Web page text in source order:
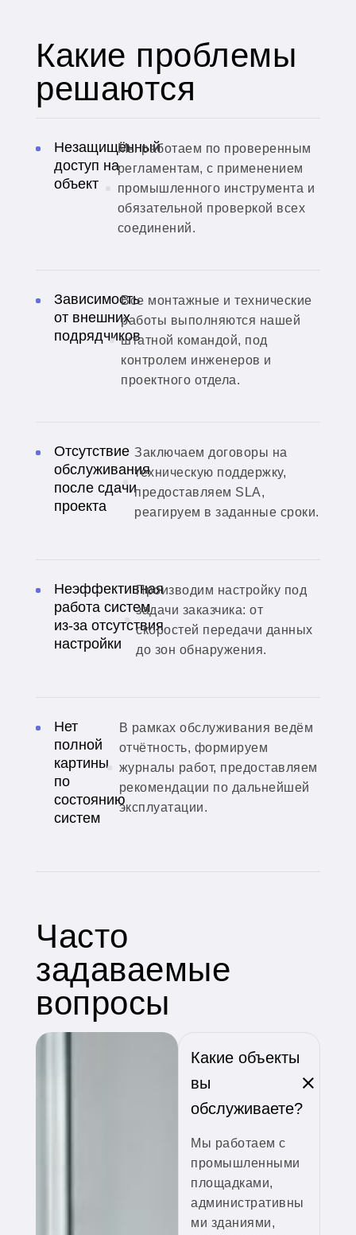
Какие проблемы
решаются
Незащищённый
доступ на
объект
Мы работаем по проверенным
регламентам, с применением
промышленного инструмента и
обязательной проверкой всех
соединений.
Зависимость
от внешних
подрядчиков
Все монтажные и технические
работы выполняются нашей
штатной командой, под
контролем инженеров и
проектного отдела.
Отсутствие
обслуживания
после сдачи
проекта
Заключаем договоры на
техническую поддержку,
предоставляем SLA,
реагируем в заданные сроки.
Неэффективная
работа систем
из-за отсутствия
настройки
Производим настройку под
задачи заказчика: от
скоростей передачи данных
до зон обнаружения.
Нет
полной
картины
по
состоянию
систем
В рамках обслуживания ведём
отчётность, формируем
журналы работ, предоставляем
рекомендации по дальнейшей
эксплуатации.
Часто
задаваемые
вопросы
Какие объекты
вы
обслуживаете?
Мы работаем с
промышленными
площадками,
административны
ми зданиями,